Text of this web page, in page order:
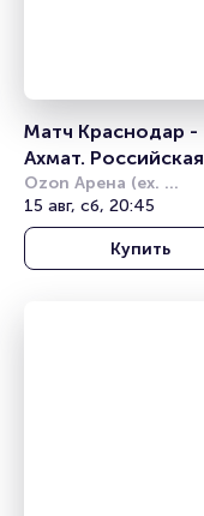
Матч Краснодар -
Ахмат. Российская
Премьер Лига
Ozon Арена (ex.
Краснодар Арена)
15 авг, сб, 20:45
Купить